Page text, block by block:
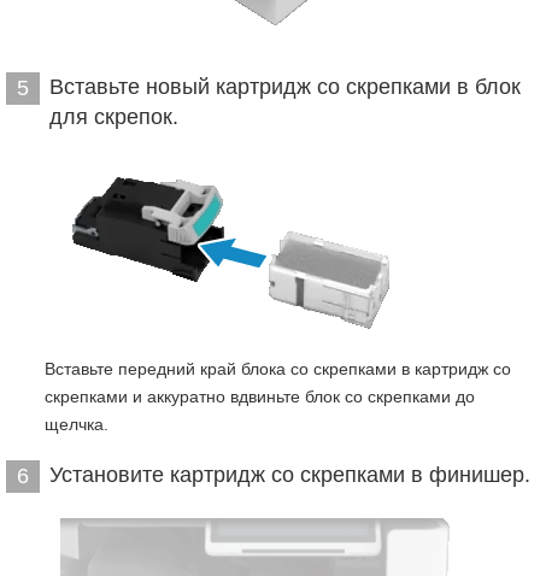
5
Вставьте новый картридж со скрепками в блок
для скрепок.
Вставьте передний край блока со скрепками в картридж со
скрепками и аккуратно вдвиньте блок со скрепками до
щелчка.
6 Установите картридж со скрепками в финишер.